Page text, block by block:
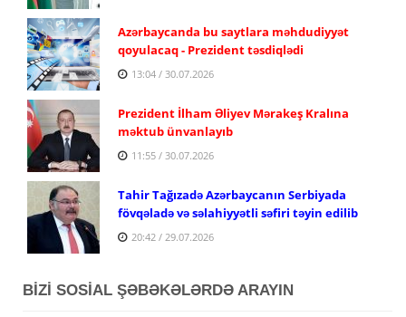
Azərbaycanda bu saytlara məhdudiyyət
qoyulacaq - Prezident təsdiqlədi
13:04 / 30.07.2026
Prezident İlham Əliyev Mərakeş Kralına
məktub ünvanlayıb
11:55 / 30.07.2026
Tahir Tağızadə Azərbaycanın Serbiyada
fövqəladə və səlahiyyətli səfiri təyin edilib
20:42 / 29.07.2026
BİZİ SOSİAL ŞƏBƏKƏLƏRDƏ ARAYIN